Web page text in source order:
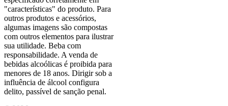
"características" do produto. Para
outros produtos e acessórios,
algumas imagens são compostas
com outros elementos para ilustrar
sua utilidade. Beba com
responsabilidade. A venda de
bebidas alcoólicas é proibida para
menores de 18 anos. Dirigir sob a
influência de álcool configura
delito, passível de sanção penal.